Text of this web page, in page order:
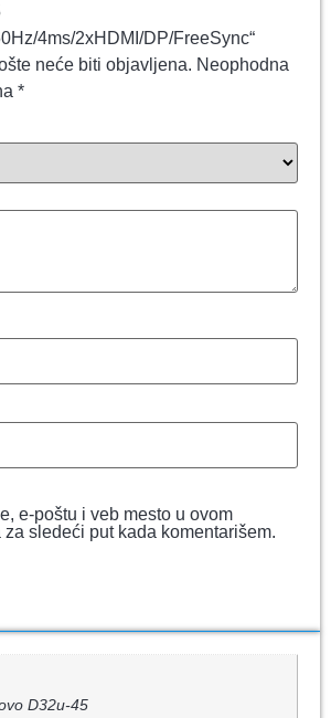
4ms/2xHDMI/DP/FreeSync“
neće biti objavljena. Neophodna
*
e-poštu i veb mesto u ovom
sledeći put kada komentarišem.
D32u-45